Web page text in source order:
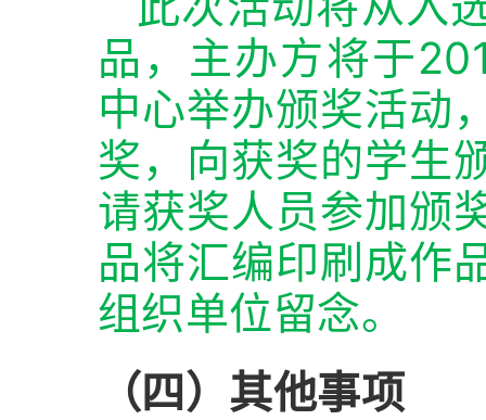
品，主办方将于
中心举办颁奖活动
奖，向获奖的学生
请获奖人员参加颁
品将汇编印刷成作
组织单位留念。
（四）其他事项